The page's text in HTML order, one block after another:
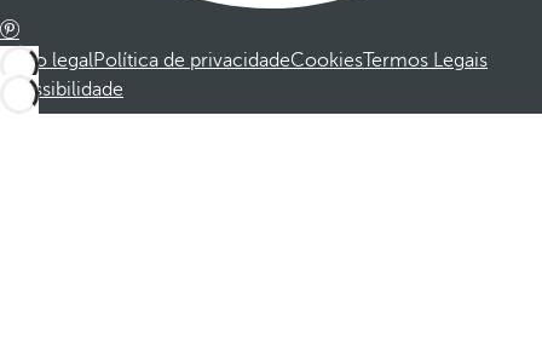
Aviso legalPolítica de privacidadeCookiesTermos Legais
Acessibilidade